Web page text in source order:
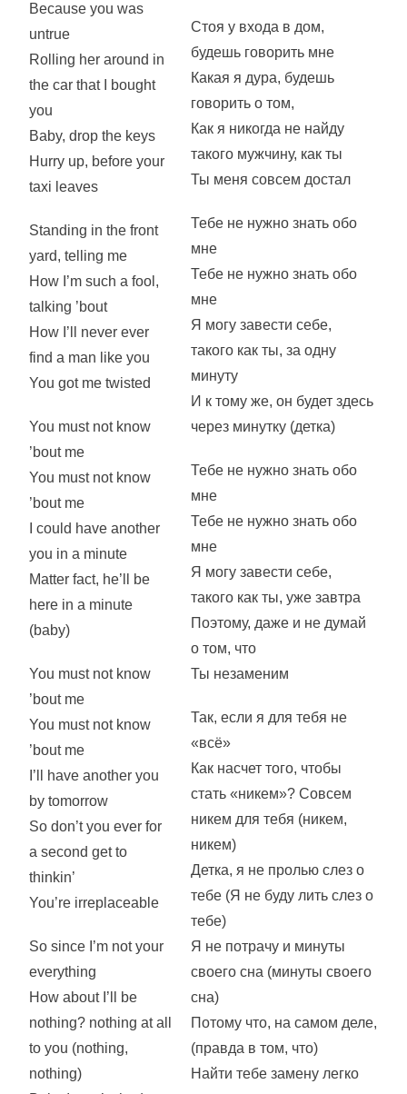
Because you was
untrue
Rolling her around in
the car that I bought
you
Baby, drop the keys
Hurry up, before your
taxi leaves
Standing in the front
yard, telling me
How I’m such a fool,
talking ’bout
How I’ll never ever
find a man like you
You got me twisted
You must not know
’bout me
You must not know
’bout me
I could have another
you in a minute
Matter fact, he’ll be
here in a minute
(baby)
You must not know
’bout me
You must not know
’bout me
I’ll have another you
by tomorrow
So don’t you ever for
a second get to
thinkin’
You’re irreplaceable
So since I’m not your
everything
How about I’ll be
nothing? nothing at all
to you (nothing,
nothing)
Стоя у входа в дом,
будешь говорить мне
Какая я дура, будешь
говорить о том,
Как я никогда не найду
такого мужчину, как ты
Ты меня совсем достал
Тебе не нужно знать обо
мне
Тебе не нужно знать обо
мне
Я могу завести себе,
такого как ты, за одну
минуту
И к тому же, он будет здесь
через минутку (детка)
Тебе не нужно знать обо
мне
Тебе не нужно знать обо
мне
Я могу завести себе,
такого как ты, уже завтра
Поэтому, даже и не думай
о том, что
Ты незаменим
Так, если я для тебя не
«всё»
Как насчет того, чтобы
стать «никем»? Совсем
никем для тебя (никем,
никем)
Детка, я не пролью слез о
тебе (Я не буду лить слез о
тебе)
Я не потрачу и минуты
своего сна (минуты своего
сна)
Потому что, на самом деле,
(правда в том, что)
Найти тебе замену легко